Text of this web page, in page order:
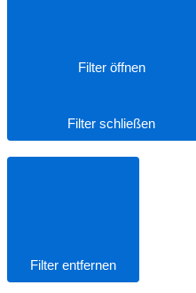
Filter öffnen
Filter schließen
Filter entfernen